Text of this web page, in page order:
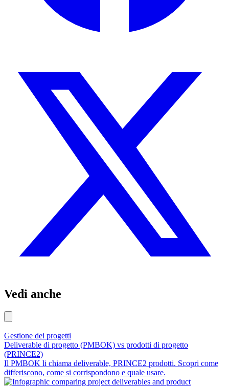
Vedi anche
Gestione dei progetti
Deliverable di progetto (PMBOK) vs prodotti di progetto
(PRINCE2)
Il PMBOK li chiama deliverable, PRINCE2 prodotti. Scopri come
differiscono, come si corrispondono e quale usare.